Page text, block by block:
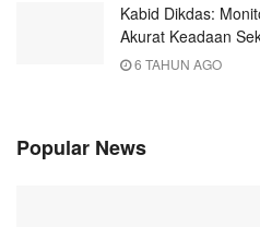
Kabid Dikdas:
Akurat Keadaan
6 TAHUN AGO
Popular News